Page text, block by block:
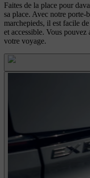
Faites de la place pour
sa place. Avec notre porte-
marchepieds, il est facile
et accessible. Vous pouvez
votre voyage.